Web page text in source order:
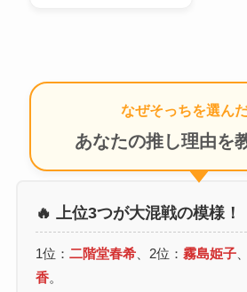
なぜそっちを選ん
あなたの推し理由を
🔥 上位3つが大混戦の模様！
1位： 二階堂春希、2位： 霧島姫子
香。